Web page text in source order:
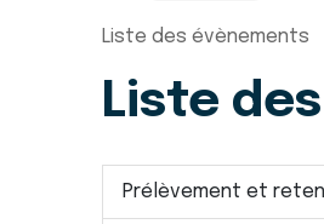
Liste des évènements
Liste
Prélèvement et